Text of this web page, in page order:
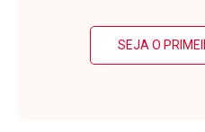
SEJA O